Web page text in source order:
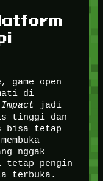
game open
di
jadi
tinggi dan
bisa tetap
nggak
tetap pengin
terbuka.